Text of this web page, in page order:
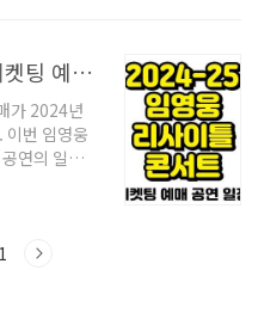
임영웅 리사이틀 콘서트 티켓팅 예매 2024 2025 일정 RE:CITAL
가 2024년
이번 임영웅
연의 일정
년 1월
팅에 대한
영웅 리사
1